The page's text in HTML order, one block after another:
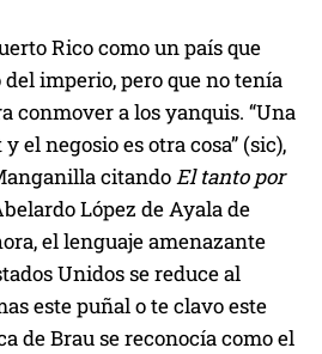
Rico como un país que
imperio, pero que no tenía
conmover a los yanquis. “Una
el negosio es otra cosa” (sic),
citandoEl tanto por
López de Ayala de
el lenguaje amenazante
Unidos se reduce al
este puñal o te clavo este
de Brau se reconocía como el